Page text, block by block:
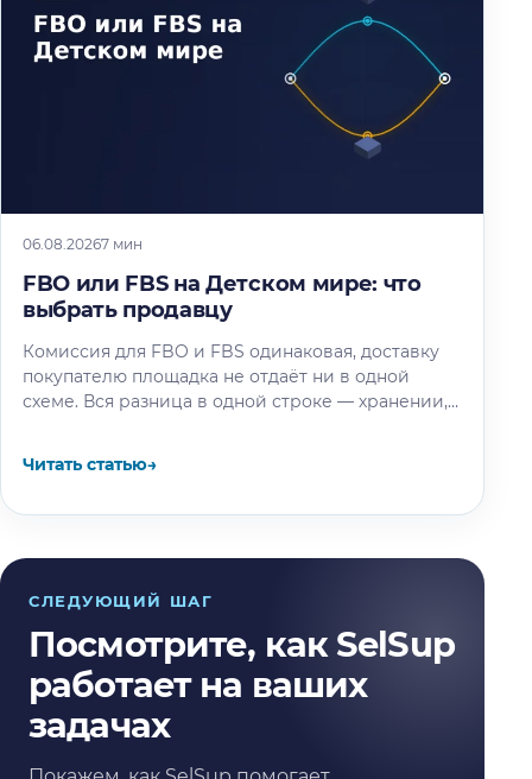
06.08.20267 мин
FBO или FBS на Детском мире: что
выбрать продавцу
Комиссия для FBO и FBS одинаковая, доставку
покупателю площадка не отдаёт ни в одной
схеме. Вся разница в одной строке — хранении,
Читать статью→
СЛЕДУЮЩИЙ ШАГ
Посмотрите, как SelSup
работает на ваших
задачах